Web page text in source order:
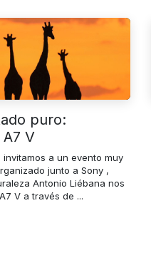
puro:
V
a un evento muy
junto a Sony ,
Antonio Liébana nos
V a través de ...